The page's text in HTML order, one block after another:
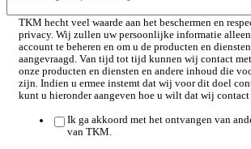
TKM hecht veel waarde aan het beschermen en
privacy. Wij zullen uw persoonlijke informatie
account te beheren en om u de producten en
aangevraagd. Van tijd tot tijd kunnen wij contact
onze producten en diensten en andere inhoud die
zijn. Indien u ermee instemt dat wij voor dit doel
kunt u hieronder aangeven hoe u wilt dat wij contact
Ik ga akkoord met het ontvangen van
van TKM.